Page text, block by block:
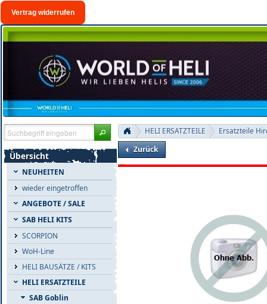
Vertrag widerrufen
Übersicht
NEUHEITEN
wieder eingetroffen
ANGEBOTE / SALE
SAB HELI KITS
SCORPION
WoH-Line
HELI BAUSÄTZE / KITS
HELI ERSATZTEILE
SAB Goblin
HELI ERSATZTEILE
Ersatzteile
Zurück